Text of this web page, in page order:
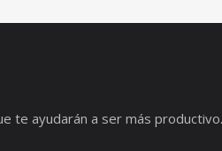
te ayudarán a ser más